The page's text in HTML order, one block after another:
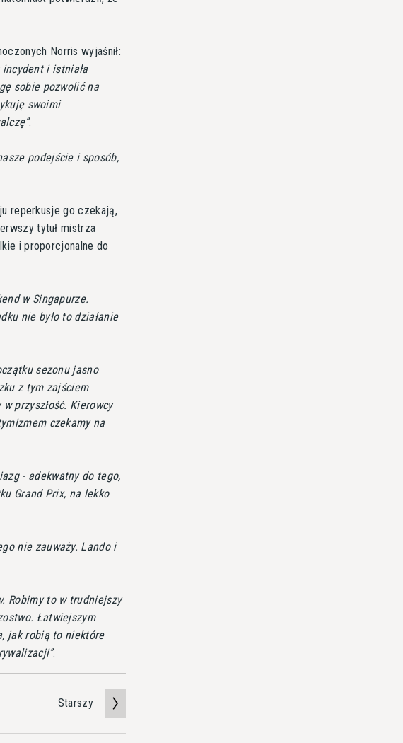
Norris wyjaśnił:
incydent i istniała
sobie pozwolić na
swoimi
.
podejście i sposób,
reperkusje go czekają,
tytuł mistrza
i proporcjonalne do
w Singapurze.
nie było to działanie
sezonu jasno
z tym zajściem
przyszłość. Kierowcy
czekamy na
- adekwatny do tego,
Grand Prix, na lekko
nie zauważy. Lando i
Robimy to w trudniejszy
Łatwiejszym
jak robią to niektóre
.
Starszy